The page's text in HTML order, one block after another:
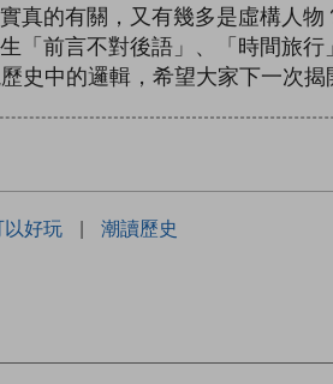
真的有關，又有幾多是虛構人
「前言不對後語」、「時間旅行
史中的邏輯，希望大家下一次
好玩 | 潮讀歷史